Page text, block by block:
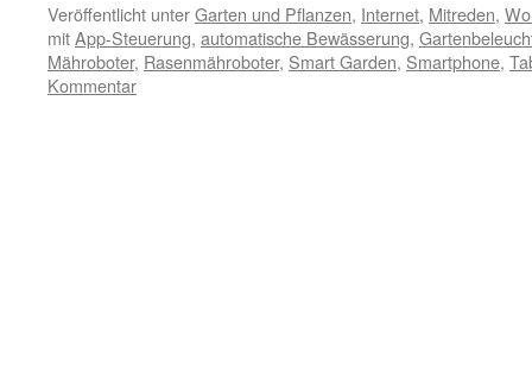
Veröffentlicht unterGarten und Pflanzen, Internet, Mitreden,
mitApp-Steuerung, automatische Bewässerung,
Mähroboter, Rasenmähroboter, Smart Garden, Smartphone,
Kommentar